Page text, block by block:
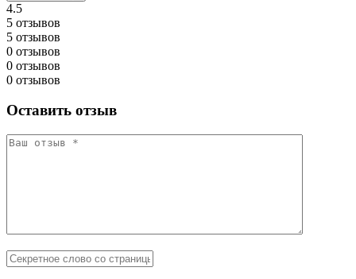
4.5
5 отзывов
5 отзывов
0 отзывов
0 отзывов
0 отзывов
Оставить отзыв